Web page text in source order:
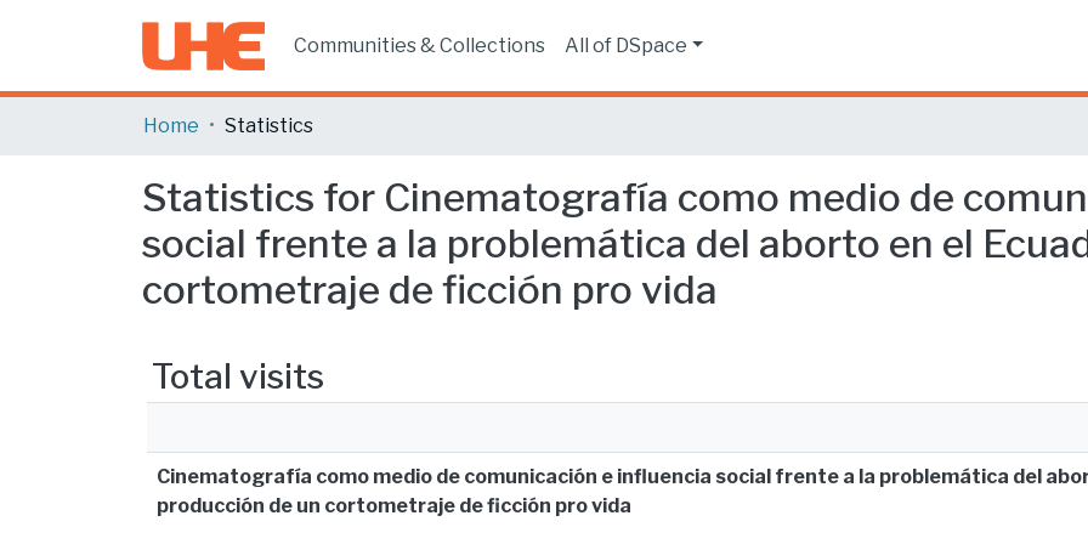
Communities & Collections All of DSpace
Home Statistics
Statistics for Cinematografía como medio de
social frente a la problemática del aborto en el
cortometraje de ficción pro vida
Total visits
Cinematografía como medio de comunicación e influencia social frente a la problemática del
producción de un cortometraje de ficción pro vida